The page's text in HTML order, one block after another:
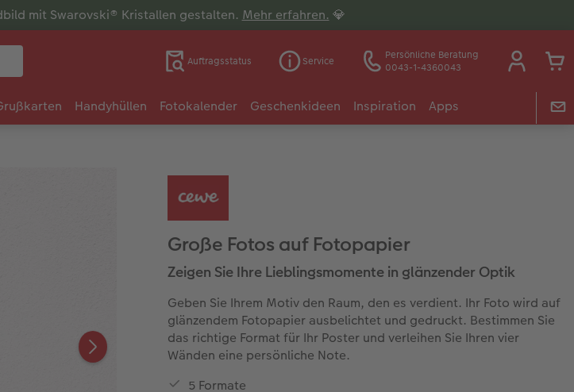
mit Swarovski® Kristallen gestalten. Mehr erfahren. 💎
Auftragsstatus Service
Persönliche Beratung
0043-1-4360043
Handyhüllen Fotokalender Geschenkideen Inspiration Apps
Große Fotos auf Fotopapier
Zeigen Sie Ihre Lieblingsmomente in glänzender Optik
Geben Sie Ihrem Motiv den Raum, den es verdient. Ihr Foto wird auf
glänzendem Fotopapier ausbelichtet und gedruckt. Bestimmen Sie
das richtige Format für Ihr Poster und verleihen Sie Ihren vier
Wänden eine persönliche Note.
5 Formate